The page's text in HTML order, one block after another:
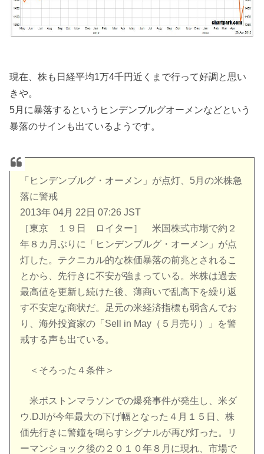
現在、株も日経平均1万4千円近くまで行って好調と思い
きや。
5月に暴落するというヒンデンブルグオーメンなどという
暴落のサインも出ているようです。
「ヒンデンブルグ・オーメン」が点灯、5月の米株急
落に警戒
2013年 04月 22日 07:26 JST
［東京 １９日 ロイター］ 米国株式市場で約２
年８カ月ぶりに「ヒンデンブルグ・オーメン」が点
灯した。テクニカル的な株価暴落の前兆とされるこ
とから、先行きに不安が強まっている。米株は過去
最高値を更新し続けた後、薄商いで乱高下を繰り返
す不安定な商状だ。足元の米経済指標も弱含んでお
り、海外投資家の「Sell in May（５月売り）」を警
戒する声も出ている。
＜そろった４条件＞
米ボストンマラソンでの爆発事件が発生し、米ダ
ウ.DJIが今年最大の下げ幅となった４月１５日、株
価先行きに警鐘を鳴らすシグナルが再び灯った。リ
ーマンショック後の２０１０年８月に現れ、市場で